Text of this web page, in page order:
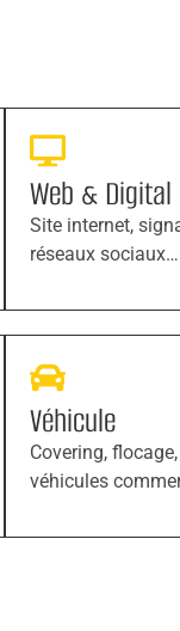
Web & Digital
Site internet,
réseaux sociaux…
Véhicule
Covering,
véhicules